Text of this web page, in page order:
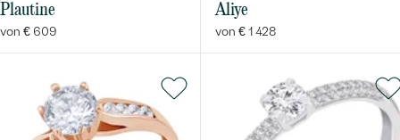
Plautine
von € 609
Aliye
von € 1 428